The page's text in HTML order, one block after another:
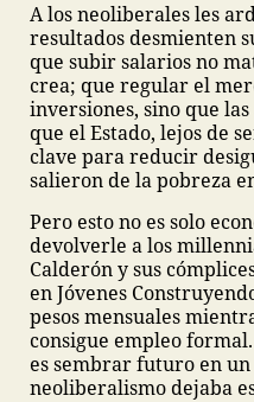
A los neoliberales les
resultados desmienten
que subir salarios no
crea; que regular el
inversiones, sino que
que el Estado, lejos de
clave para reducir
salieron de la pobreza
Pero esto no es solo
devolverle a los
Calderón y sus
en Jóvenes
pesos mensuales
consigue empleo
es sembrar futuro en
neoliberalismo dejaba